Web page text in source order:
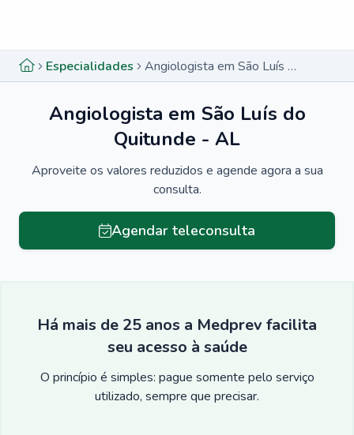
Especialidades Angiologista em São Luís do Quitunde - AL
Angiologista em São Luís do
Quitunde - AL
Aproveite os valores reduzidos e agende agora a sua
consulta.
Agendar teleconsulta
Há mais de 25 anos a Medprev facilita
seu acesso à saúde
O princípio é simples: pague somente pelo serviço
utilizado, sempre que precisar.